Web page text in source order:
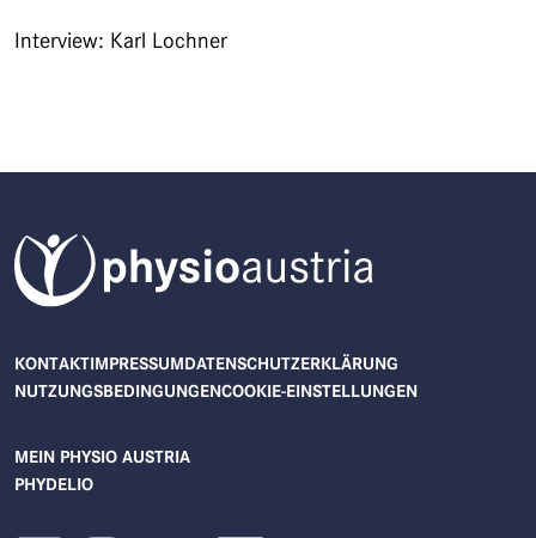
Interview: Karl Lochner
FUSSZEILENMENÜ
KONTAKTIMPRESSUMDATENSCHUTZERKLÄRUNG
NUTZUNGSBEDINGUNGENCOOKIE-EINSTELLUNGEN
BENUTZERMENÜ
MEIN PHYSIO AUSTRIA
PHYDELIO